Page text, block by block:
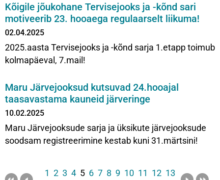
Kõigile jõukohane Tervisejooks ja -kõnd sari
motiveerib 23. hooaega regulaarselt liikuma!
02.04.2025
2025.aasta Tervisejooks ja -kõnd sarja 1.etapp toimub
kolmapäeval, 7.mail!
Maru Järvejooksud kutsuvad 24.hooajal
taasavastama kauneid järveringe
10.02.2025
Maru Järvejooksude sarja ja üksikute järvejooksude
soodsam registreerimine kestab kuni 31.märtsini!
1 2 3 4 5 6 7 8 9 10 11 12 13